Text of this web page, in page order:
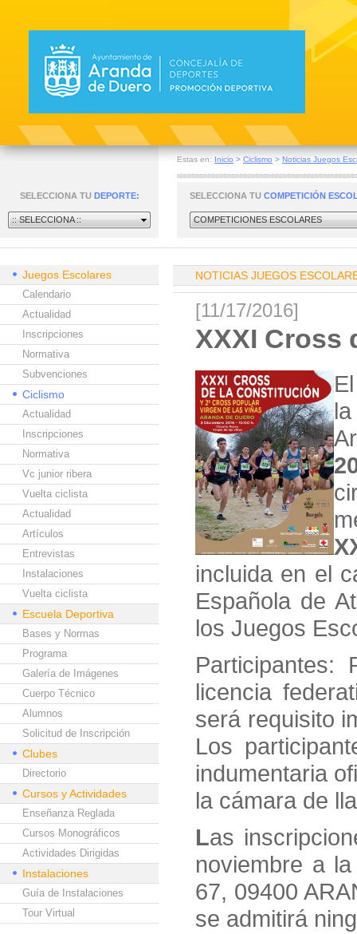
Estas en: Inicio > Ciclismo > Noticias Juegos
SELECCIONA TU DEPORTE:
:: SELECCIONA ::
SELECCIONA TU COMPETICIÓN
COMPETICIONES ESCOLARES
Juegos Escolares
Calendario
Actualidad
Inscripciones
Normativa
Subvenciones
Ciclismo
Actualidad
Inscripciones
Normativa
Vc junior ribera
Vuelta ciclista
Actualidad
Artículos
Entrevistas
Instalaciones
Vuelta ciclista
Escuela Deportiva
Bases y Normas
Programa
Galería de Imágenes
Cuerpo Técnico
Alumnos
Solicitud de Inscripción
Clubes
Directorio
Cursos y Actividades
Enseñanza Reglada
Cursos Monográficos
Actividades Dirigidas
Instalaciones
Guía de Instalaciones
Tour Virtual
NOTICIAS JUEGOS
[11/17/2016]
XXXI Cross
incluida en el
Española de
los Juegos
Participantes:
licencia
será requisito
Los
indumentaria
la cámara de
Las
noviembre a
67, 09400
se admitirá